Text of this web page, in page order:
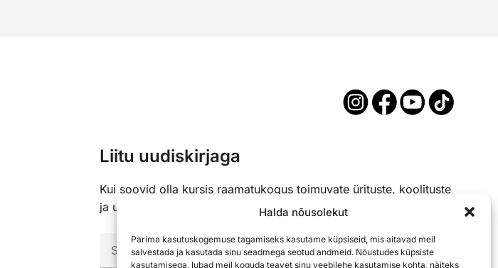
Halda nõusolekut
Parima kasutuskogemuse tagamiseks kasutame küpsiseid, mis aitavad meil
salvestada ja kasutada sinu seadmega seotud andmeid. Nõustudes küpsiste
kasutamisega, lubad meil koguda teavet sinu veebilehe kasutamise kohta, näiteks
Liitu uudiskirjaga
Kui soovid olla kursis raamatukogus toimuvate ürituste, koolituste
ja uudistega, siis liitu meie uudiskirjaga.
(Required)